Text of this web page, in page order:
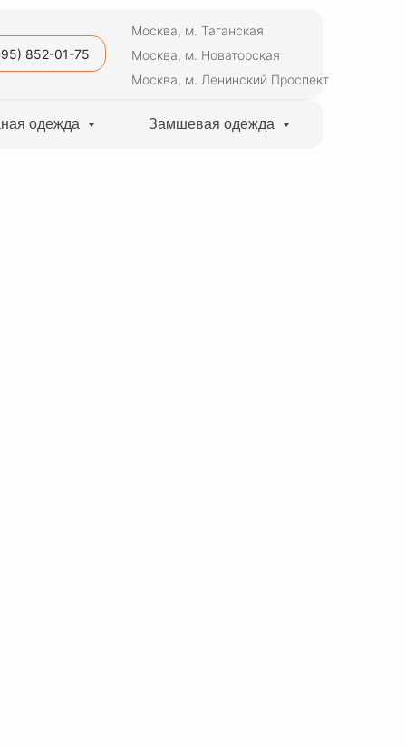
852-01-75
Москва, м. Таганская
Москва, м. Новаторская
Москва, м. Ленинский Проспект
одежда Замшевая одежда